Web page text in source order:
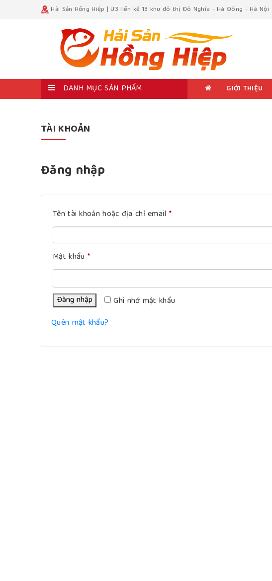
Hải Sản Hồng Hiệp | U3 liền kề 13 khu đô thị Đô Nghĩa - Hà Đông - Hà Nội
DANH MỤC SẢN PHẨM GIỚI THIỆU
TÀI KHOẢN
Đăng nhập
Tên tài khoản hoặc địa chỉ email *Bắt
buộc
Mật khẩu *Bắt
buộc
Ghi nhớ mật khẩu
Đăng nhập
Quên mật khẩu?